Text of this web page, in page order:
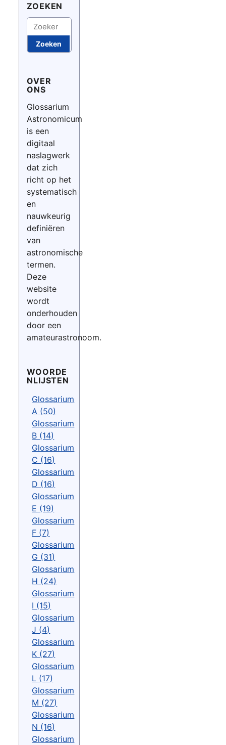
ZOEKEN
Zoeken
Zoeken
OVER
ONS
Glossarium
Astronomicum
is een
digitaal
naslagwerk
dat zich
richt op het
systematisch
en
nauwkeurig
definiëren
van
astronomische
termen.
Deze
website
wordt
onderhouden
door een
amateurastronoom.
WOORDE
NLIJSTEN
Glossarium
A (50)
Glossarium
B (14)
Glossarium
C (16)
Glossarium
D (16)
Glossarium
E (19)
Glossarium
F (7)
Glossarium
G (31)
Glossarium
H (24)
Glossarium
I (15)
Glossarium
J (4)
Glossarium
K (27)
Glossarium
L (17)
Glossarium
M (27)
Glossarium
N (16)
Glossarium